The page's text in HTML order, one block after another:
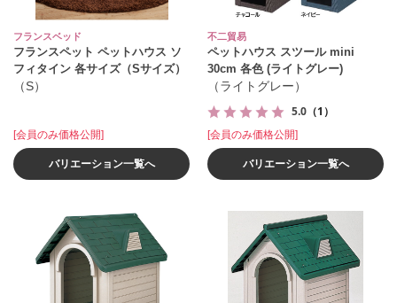
フランスベッド
フランスペット ペットハウス ソ
フィタイン 各サイズ（Sサイズ）
（S）
[会員のみ価格公開]
バリエーション一覧へ
不二貿易
ペットハウス スツール mini
30cm 各色 (ライトグレー)
（ライトグレー）
5.0 （1）
[会員のみ価格公開]
バリエーション一覧へ